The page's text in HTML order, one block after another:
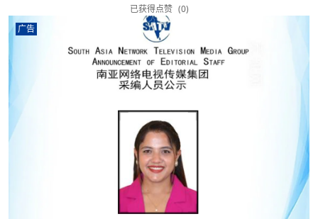
已获得点赞 (0)
广告